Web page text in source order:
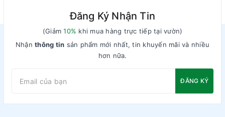
Đăng Ký Nhận Tin
(Giảm10% khi mua hàng trực tiếp tại vườn)
Nhậnthông tin sản phẩm mới nhất, tin khuyến mãi và nhiều
hơn nữa.
ĐĂNG KÝ